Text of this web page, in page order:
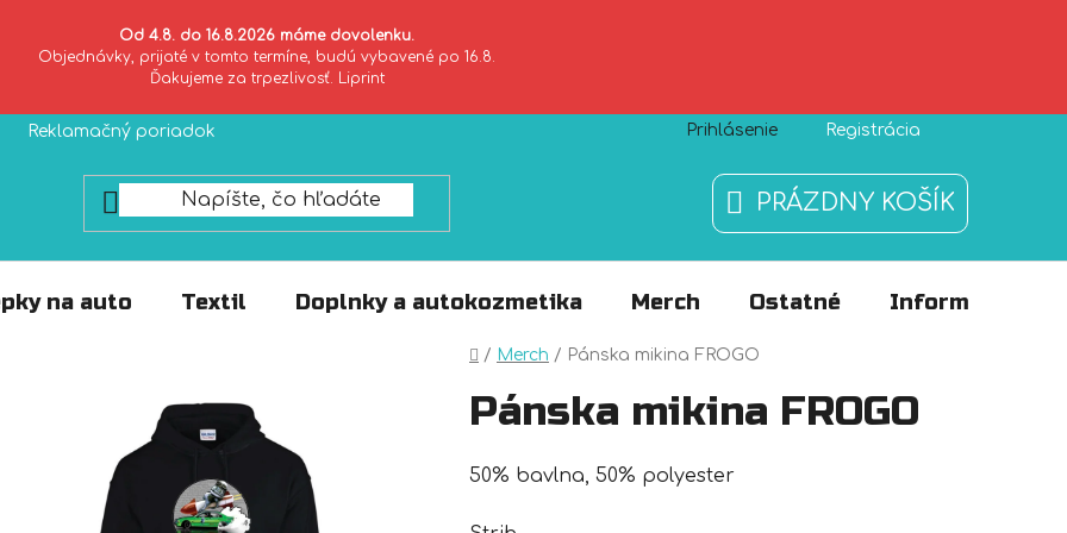
Od 4.8. do 16.8.2026 máme dovolenku.
Objednávky, prijaté v tomto termíne, budú vybavené po 16.8.
Ďakujeme za trpezlivosť. Liprint
Reklamačný poriadok Zásady používania súborov cookies O nás
Prihlásenie Registrácia
NÁKUPNÝ
KOŠÍK
PRÁZDNY KOŠÍK
na auto Textil Doplnky a autokozmetika Merch Ostatné Informácie
Domov
/ Merch / Pánska mikina FROGO
Pánska mikina FROGO
50% bavlna, 50% polyester